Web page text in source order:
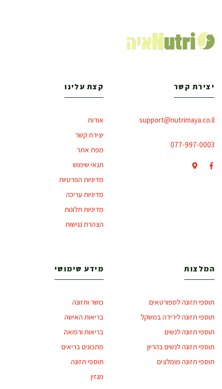
יצירת קשר
support@nutrimaya.co.il
077-997-0003
קצת עלינו
אודות
יצירת קשר
מפת אתר
תנאי שימוש
מדיניות הפרטיות
מדיניות עריכה
מדיניות תלונות
הצהרת נגישות
המלצות
תוספי תזונה לספורטאים
תוספי תזונה לירידה במשקל
תוספי תזונה לנשים
תוספי תזונה לנשים בהריון
תוספי תזונה מומלצים
מידע שימושי
כושר ותזונה
בריאות האישה
בריאות ורפואה
מתכונים בריאים
תוספי תזונה
מגזין